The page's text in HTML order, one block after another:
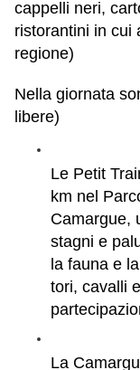
cappelli neri,
ristorantini in cui
regione)
Nella giornata
libere)
Le Petit
km nel
Camargue,
stagni e
la fauna e
tori, cavalli
La